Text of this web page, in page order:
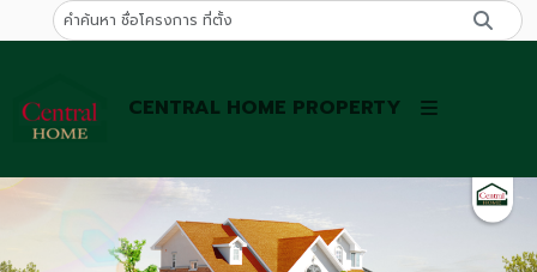
CENTRAL HOME PROPERTY